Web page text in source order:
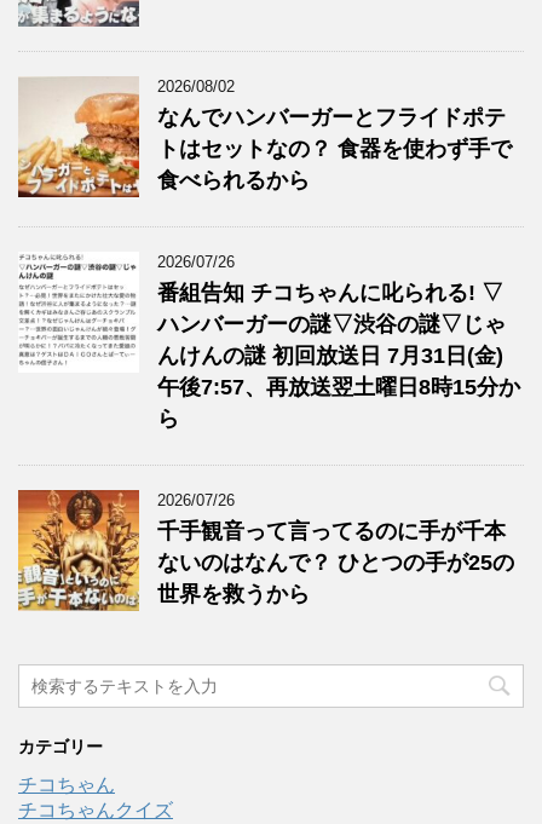
2026/08/02
なんでハンバーガーとフライドポテ
トはセットなの？ 食器を使わず手で
食べられるから
2026/07/26
番組告知 チコちゃんに叱られる! ▽
ハンバーガーの謎▽渋谷の謎▽じゃ
んけんの謎 初回放送日 7月31日(金)
午後7:57、再放送翌土曜日8時15分か
ら
2026/07/26
千手観音って言ってるのに手が千本
ないのはなんで？ ひとつの手が25の
世界を救うから
カテゴリー
チコちゃん
チコちゃんクイズ